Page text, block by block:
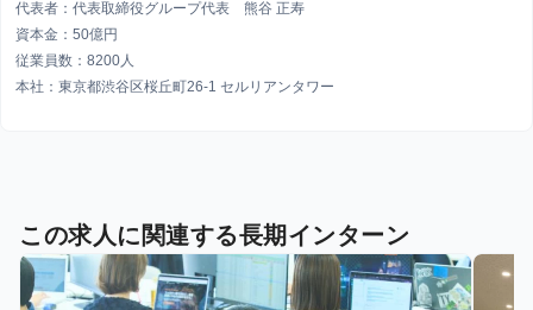
代表者：代表取締役グループ代表 熊谷 正寿
資本金：50億円
従業員数：8200人
本社：東京都渋谷区桜丘町26-1 セルリアンタワー
この求人に関連する長期インターン